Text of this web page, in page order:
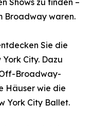
Shows zu finden –
Broadway waren.
Sie die
City. Dazu
Broadway-
Häuser wie die
York City Ballet.